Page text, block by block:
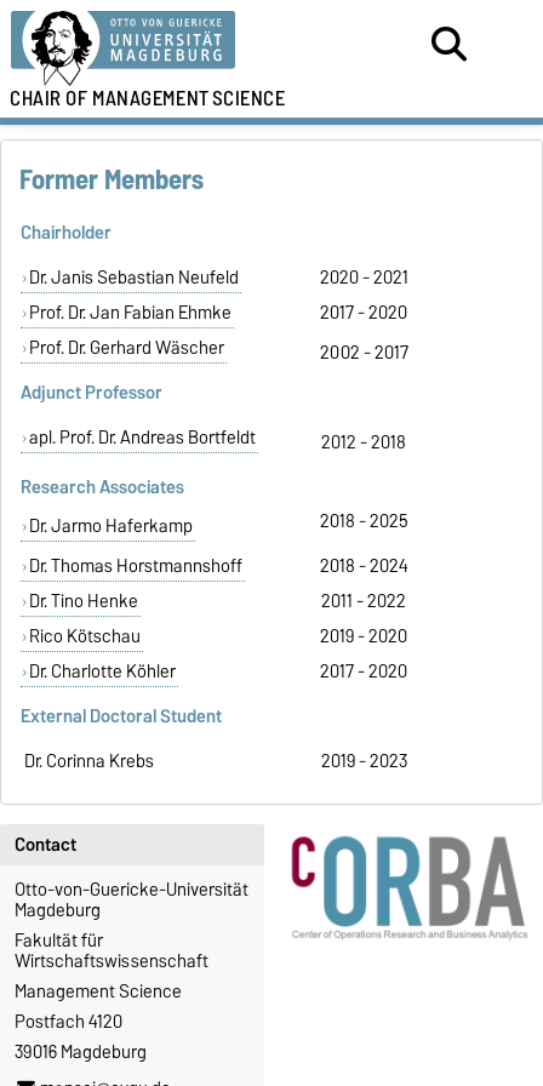
CHAIR OFMANAGEMENTSCIENCE
Former Members
Chairholder
Dr. Janis Sebastian Neufeld
2020 - 2021
Prof. Dr. Jan Fabian Ehmke
2017 - 2020
Prof. Dr. Gerhard Wäscher
2002 - 2017
Adjunct Professor
apl. Prof. Dr. Andreas Bortfeldt
2012 - 2018
Research Associates
Dr. Jarmo Haferkamp
2018 - 2025
Dr. Thomas Horstmannshoff
2018 - 2024
Dr. Tino Henke
2011 - 2022
Rico Kötschau
2019 - 2020
Dr. Charlotte Köhler
2017 - 2020
External Doctoral Student
Dr. Corinna Krebs
2019 - 2023
Contact
Otto-von-Guericke-Universität
Magdeburg
Fakultät für
Wirtschaftswissenschaft
Management Science
Postfach 4120
39016 Magdeburg